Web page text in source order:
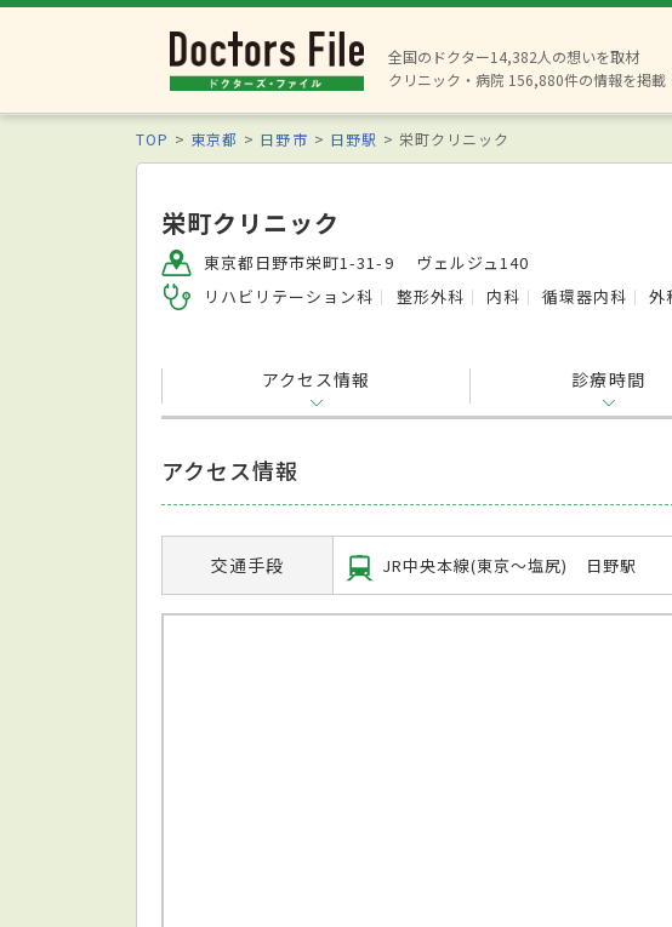
全国のドクター14,382人の想いを取材
クリニック・病院 156,880件の情報を掲載
TOP 東京都 日野市 日野駅 栄町クリニック
栄町クリニック
東京都日野市栄町1-31-9 ヴェルジュ140
リハビリテーション科
整形外科 内科 循環器内科 外
アクセス情報 診療時間
アクセス情報
交通手段 JR中央本線(東京～塩尻) 日野駅